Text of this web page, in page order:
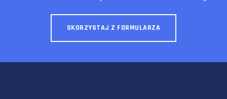
SKORZYSTAJ Z FORMULARZA